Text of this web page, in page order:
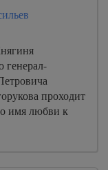
генерал-
проходит
имя любви к